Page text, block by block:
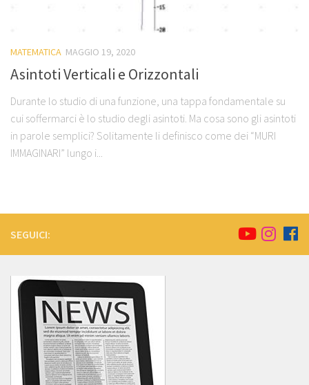
MATEMATICA MAGGIO 19, 2020
Asintoti Verticali e Orizzontali
Durante lo studio di una funzione, una tappa fondamentale su
cui soffermarci è lo studio degli asintoti. Ma cosa sono gli asintoti
in parole semplici? Solitamente li definisco come dei “MURI
IMMAGINARI” lungo i...
SEGUICI: